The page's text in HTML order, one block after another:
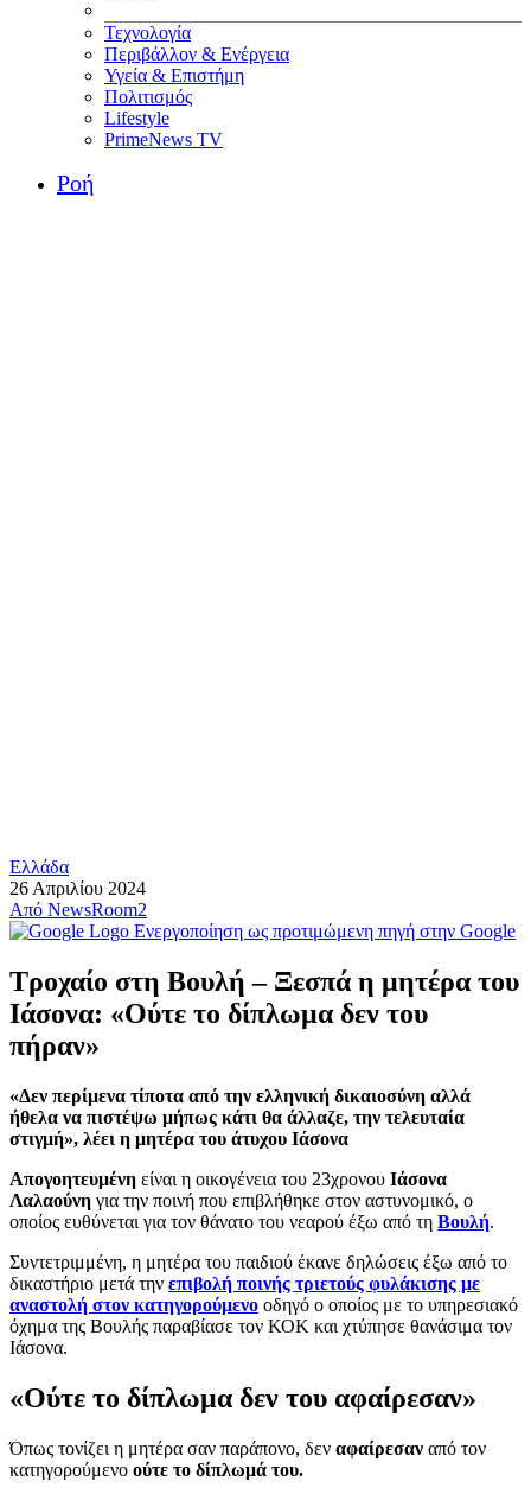
Τεχνολογία
Περιβάλλον & Ενέργεια
Υγεία & Επιστήμη
Πολιτισμός
Lifestyle
PrimeNews TV
Ροή
Ελλάδα
26 Απριλίου 2024
Από NewsRoom2
Ενεργοποίηση ως προτιμώμενη πηγή στην Google
Τροχαίο στη Βουλή – Ξεσπά η μητέρα του
Ιάσονα: «Ούτε το δίπλωμα δεν του
πήραν»
«Δεν περίμενα τίποτα από την ελληνική δικαιοσύνη αλλά
ήθελα να πιστέψω μήπως κάτι θα άλλαζε, την τελευταία
στιγμή», λέει η μητέρα του άτυχου Ιάσονα
Απογοητευμένη είναι η οικογένεια του 23χρονου Ιάσονα
Λαλαούνη για την ποινή που επιβλήθηκε στον αστυνομικό, ο
οποίος ευθύνεται για τον θάνατο του νεαρού έξω από τη Βουλή.
Συντετριμμένη, η μητέρα του παιδιού έκανε δηλώσεις έξω από το
δικαστήριο μετά την επιβολή ποινής τριετούς φυλάκισης με
αναστολή στον κατηγορούμενο οδηγό ο οποίος με το υπηρεσιακό
όχημα της Βουλής παραβίασε τον ΚΟΚ και χτύπησε θανάσιμα τον
Ιάσονα.
«Ούτε το δίπλωμα δεν του αφαίρεσαν»
Όπως τονίζει η μητέρα σαν παράπονο, δεν αφαίρεσαν από τον
κατηγορούμενο ούτε το δίπλωμά του.